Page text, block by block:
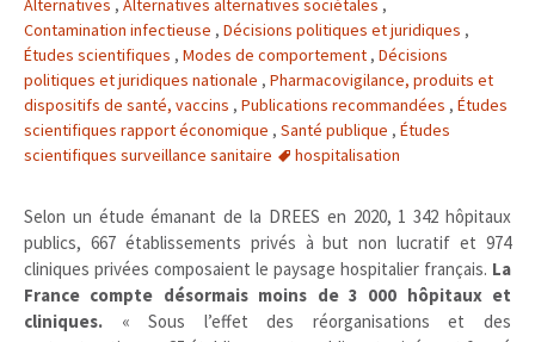
Alternatives , Alternatives alternatives sociétales ,
Contamination infectieuse , Décisions politiques et juridiques ,
Études scientifiques , Modes de comportement , Décisions
politiques et juridiques nationale , Pharmacovigilance, produits et
dispositifs de santé, vaccins , Publications recommandées , Études
scientifiques rapport économique , Santé publique , Études
scientifiques surveillance sanitaire
hospitalisation
Selon un étude émanant de la DREES en 2020, 1 342 hôpitaux
publics, 667 établissements privés à but non lucratif et 974
cliniques privées composaient le paysage hospitalier français. La
France compte désormais moins de 3 000 hôpitaux et
cliniques. « Sous l’effet des réorganisations et des